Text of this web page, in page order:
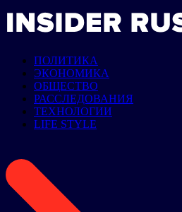
ПОЛИТИКА
ЭКОНОМИКА
ОБЩЕСТВО
РАССЛЕДОВАНИЯ
ТЕХНОЛОГИИ
LIFE STYLE